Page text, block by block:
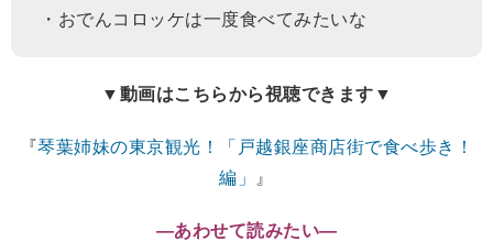
・おでんコロッケは一度食べてみたいな
▼動画はこちらから視聴できます▼
『琴葉姉妹の東京観光！「戸越銀座商店街で食べ歩き！
編」
』
―あわせて読みたい―